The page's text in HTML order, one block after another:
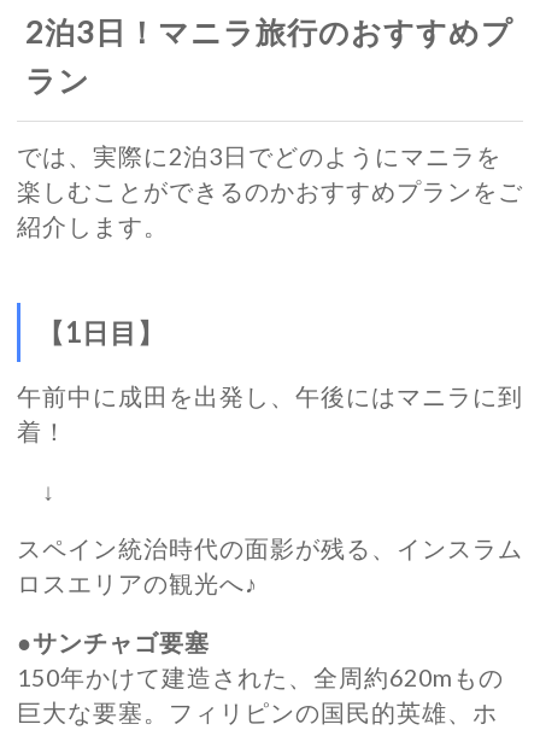
2泊3日！マニラ旅行のおすすめプ
ラン
では、実際に2泊3日でどのようにマニラを
楽しむことができるのかおすすめプランをご
紹介します。
【1日目】
午前中に成田を出発し、午後にはマニラに到
着！
↓
スペイン統治時代の面影が残る、インスラム
ロスエリアの観光へ♪
●サンチャゴ要塞
150年かけて建造された、全周約620mもの
巨大な要塞。フィリピンの国民的英雄、ホ